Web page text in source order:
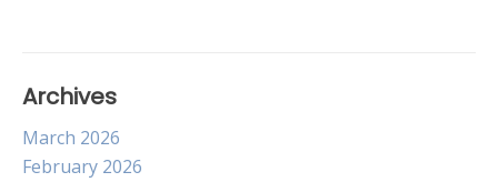
Archives
March 2026
February 2026